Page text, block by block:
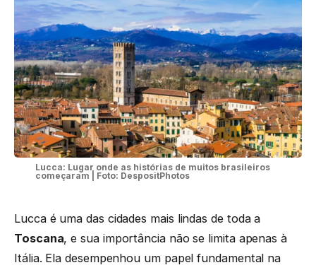
Lucca: Lugar onde as histórias de muitos brasileiros
começaram | Foto: DespositPhotos
Lucca é uma das cidades mais lindas de toda a
Toscana, e sua importância não se limita apenas à
Itália. Ela desempenhou um papel fundamental na